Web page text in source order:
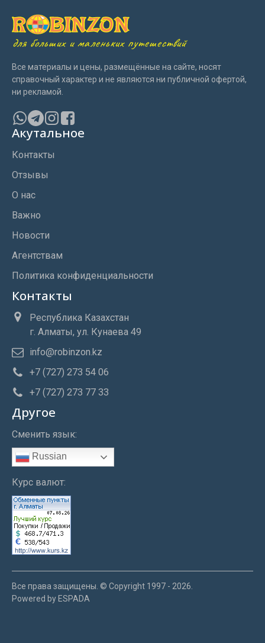
для больших и маленьких путешествий
Все материалы и цены, размещённые на сайте, носят
справочный характер и не являются ни публичной офертой,
ни рекламой.
Акутальное
Контакты
Отзывы
О нас
Важно
Новости
Агентствам
Политика конфиденциальности
Контакты
Республика Казахстан
г. Алматы, ул. Кунаева 49
info@robinzon.kz
+7 (727) 273 54 06
+7 (727) 273 77 33
Другое
Сменить язык:
Russian
Курс валют:
Все права защищены. © Copyright 1997 - 2026.
Powered by ESPADA